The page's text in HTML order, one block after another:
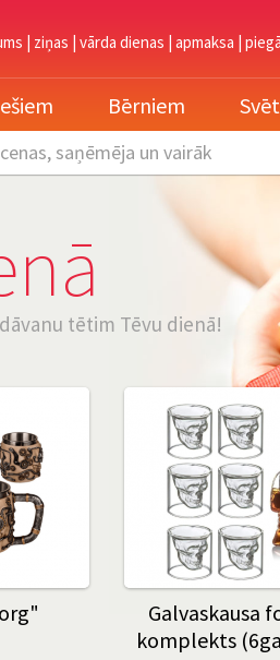
| ziņas | vārda dienas | apmaksa |
Bērniem
saņēmēja un vairāk
tētim Tēvu dienā!
Galvaskausa
komplekts